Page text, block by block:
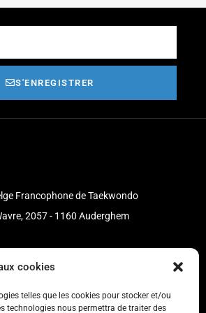
cookies
telles que les cookies pour stocker et/ou
technologies nous permettra de traiter des
S'ENREGISTRER
Francophone de Taekwondo
2057 - 1160 Auderghem